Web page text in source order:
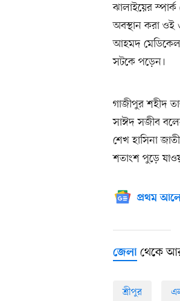
ঝালাইয়ের
অবস্থান করা ওই
আহমদ মেডিকেল
সটকে পড়েন।
গাজীপুর শহীদ
সাঈদ সজীব
শেখ হাসিনা
শতাংশ পুড়ে
প্রথম
জেলা থেকে
শ্রীপুর